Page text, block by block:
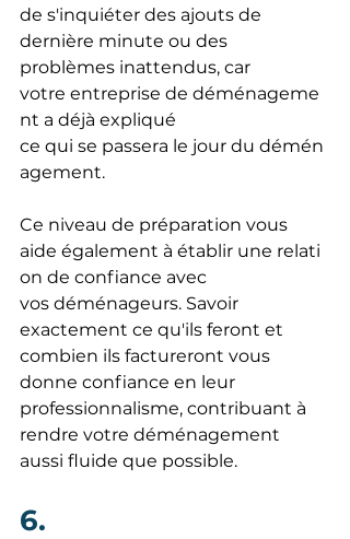
de s'inquiéter des ajouts de
dernière minute ou des
problèmes inattendus, car
votre entreprise de déménageme
nt a déjà expliqué
ce qui se passera le jour du démén
agement.
Ce niveau de préparation vous
aide également à établir une relati
on de confiance avec
vos déménageurs. Savoir
exactement ce qu'ils feront et
combien ils factureront vous
donne confiance en leur
professionnalisme, contribuant à
rendre votre déménagement
aussi fluide que possible.
6.